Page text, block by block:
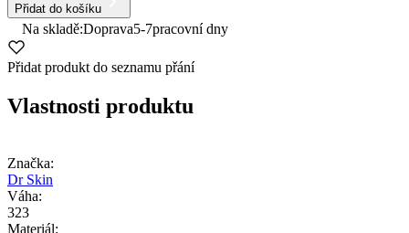
Přidat do košíku
Na skladě:Doprava5-7pracovní dny
Přidat produkt do seznamu přání
Vlastnosti produktu
Značka:
Dr Skin
Váha:
323
Materiál: